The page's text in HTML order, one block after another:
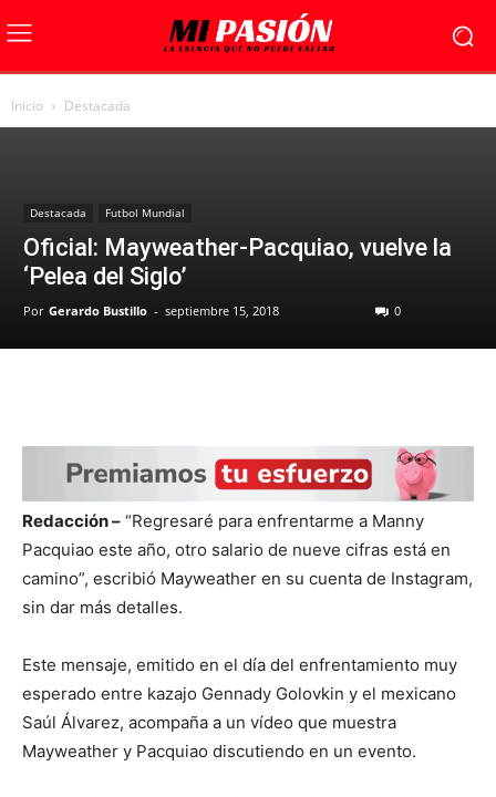
Inicio Destacada
Destacada Futbol Mundial
Oficial: Mayweather-Pacquiao, vuelve la
‘Pelea del Siglo’
Por Gerardo Bustillo - septiembre 15, 2018 0
Redacción – “Regresaré para enfrentarme a Manny
Pacquiao este año, otro salario de nueve cifras está en
camino”, escribió Mayweather en su cuenta de Instagram,
sin dar más detalles.
Este mensaje, emitido en el día del enfrentamiento muy
esperado entre kazajo Gennady Golovkin y el mexicano
Saúl Álvarez, acompaña a un vídeo que muestra
Mayweather y Pacquiao discutiendo en un evento.